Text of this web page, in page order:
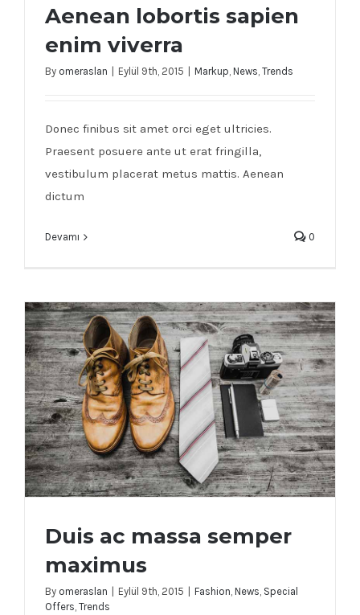
Aenean lobortis sapien
enim viverra
By omeraslan Eylül 9th, 2015 Markup, News, Trends
Donec finibus sit amet orci eget ultricies.
Praesent posuere ante ut erat fringilla,
vestibulum placerat metus mattis. Aenean
dictum
Devamı 0
Duis ac massa semper
maximus
By omeraslan | Eylül 9th, 2015 | Fashion News Special
Offers Trends